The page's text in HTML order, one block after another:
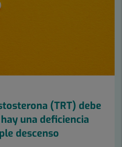
(TRT) debe
una deficiencia
descenso